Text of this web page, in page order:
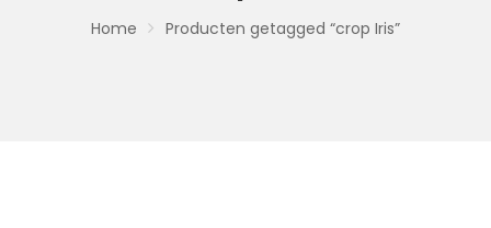
Home Producten getagged “crop Iris”